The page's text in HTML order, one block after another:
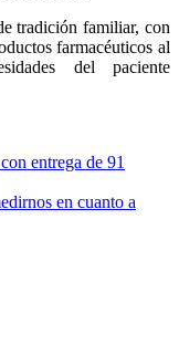
tradición familiar, con
farmacéuticos al
del paciente
entrega de 91
en cuanto a